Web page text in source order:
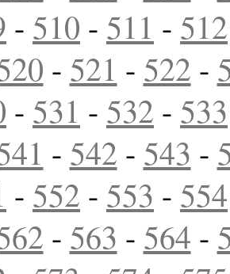
- 510 - 511 - 512
- 521 - 522 -
- 531 - 532 - 533
- 542 - 543 -
- 552 - 553 - 554
- 563 - 564 -